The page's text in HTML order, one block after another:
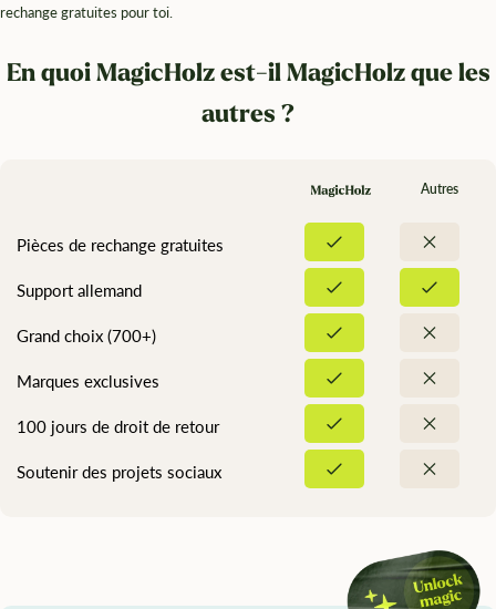
rechange gratuites pour toi.
En quoi MagicHolz est-il MagicHolz que les
autres ?
Autres
Pièces de rechange gratuites
Support allemand
Grand choix (700+)
Marques exclusives
100 jours de droit de retour
Soutenir des projets sociaux